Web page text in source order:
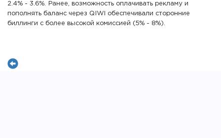
2.4% - 3.6%. Ранее, возможность оплачивать рекламу и
пополнять баланс через QIWI обеспечивали сторонние
биллинги с более высокой комиссией (5% - 8%).